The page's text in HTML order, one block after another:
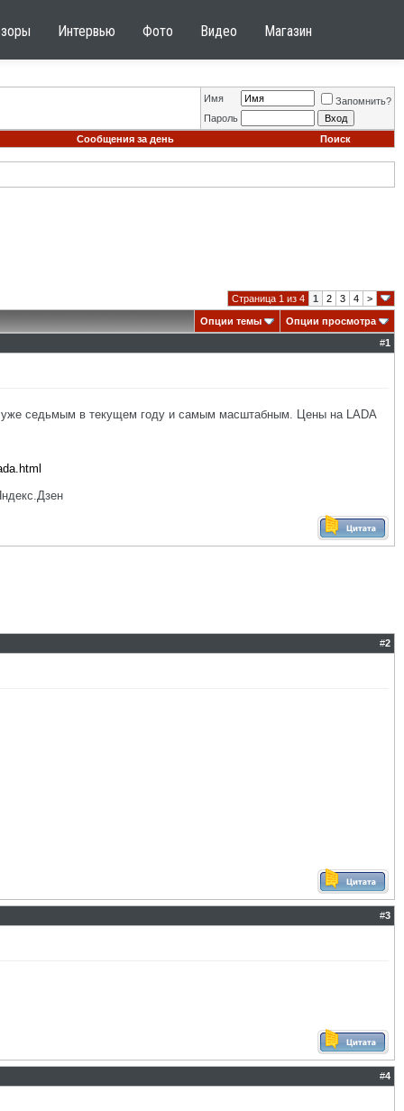
Интервью Фото Видео Магазин
Имя
Запомнить?
Пароль
Сообщения за день
Поиск
Страница 1 из 4 1 2 3 4 >
Опции темы
Опции просмотра
#1
седьмым в текущем году и самым масштабным. Цены на LADA
#2
#3
#4